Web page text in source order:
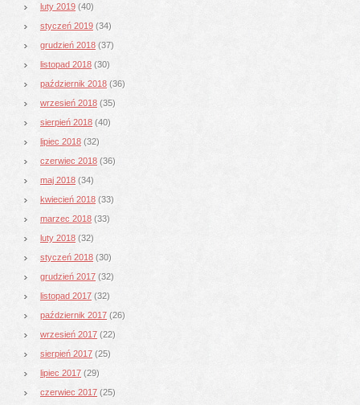
luty 2019 (40)
styczeń 2019 (34)
grudzień 2018 (37)
listopad 2018 (30)
październik 2018 (36)
wrzesień 2018 (35)
sierpień 2018 (40)
lipiec 2018 (32)
czerwiec 2018 (36)
maj 2018 (34)
kwiecień 2018 (33)
marzec 2018 (33)
luty 2018 (32)
styczeń 2018 (30)
grudzień 2017 (32)
listopad 2017 (32)
październik 2017 (26)
wrzesień 2017 (22)
sierpień 2017 (25)
lipiec 2017 (29)
czerwiec 2017 (25)